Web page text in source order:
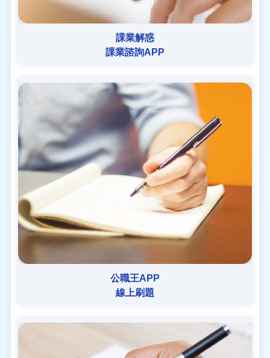
課業解惑
課業諮詢APP
公職王APP
線上刷題